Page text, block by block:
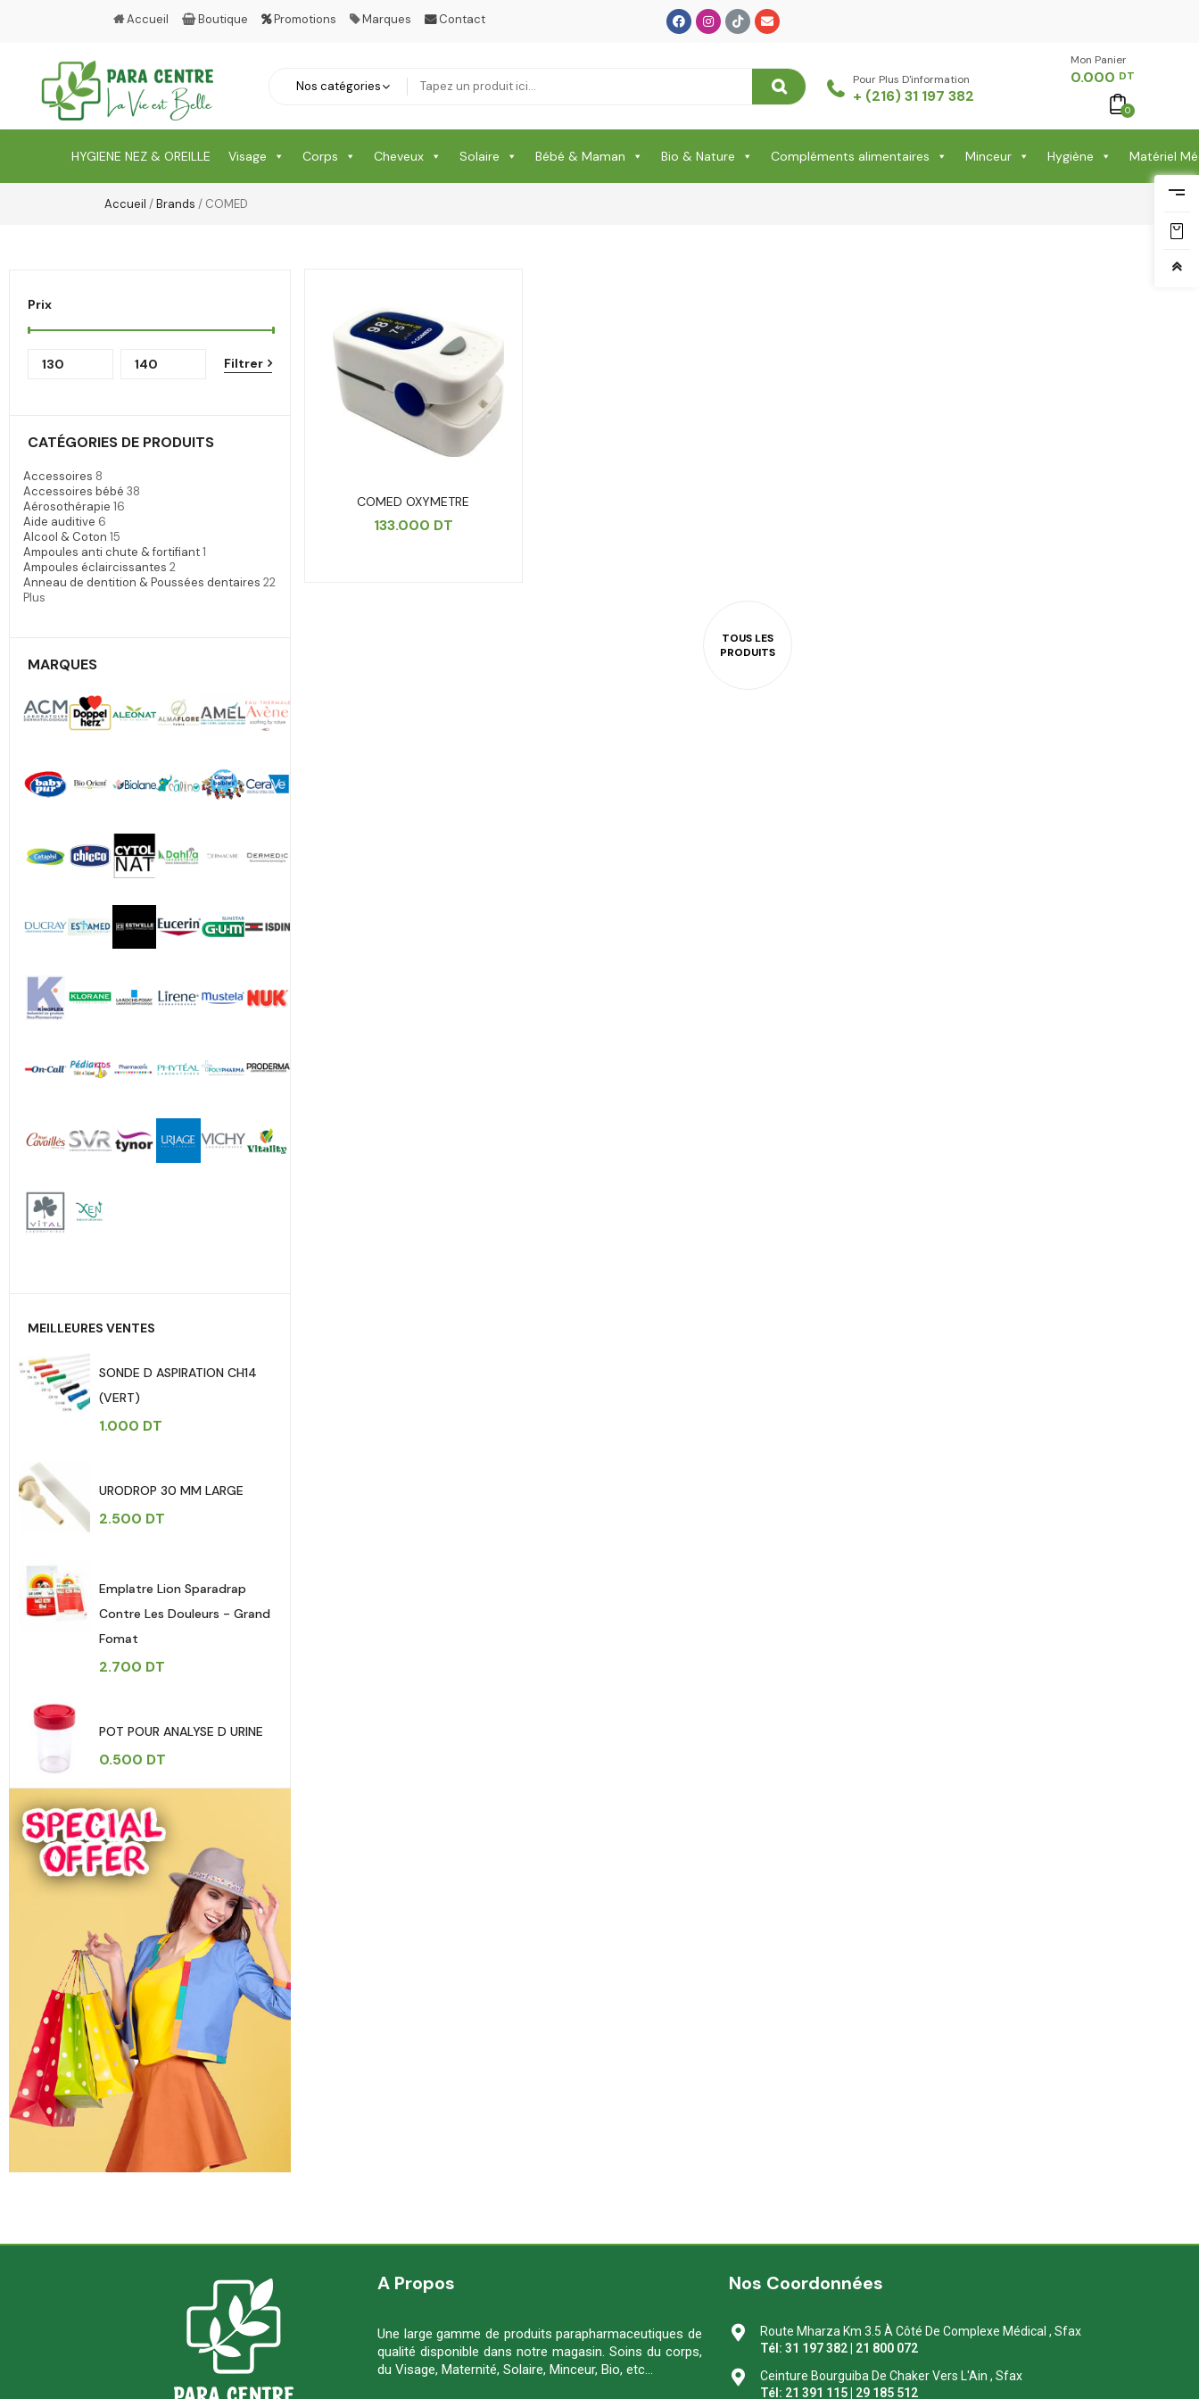
Accueil Boutique Promotions Marques Contact
Pour Plus D'information
+ (216) 31 197 382
Mon Panier -
0.000 DT
0
HYGIENE NEZ & OREILLE Visage Corps Cheveux Solaire Bébé & Maman Bio & Nature Compléments alimentaires Minceur Hygiène Matériel
Accueil /Brands / COMED
Prix
Filtrer
CATÉGORIES DE PRODUITS
Accessoires 8
Accessoires bébé 38
Aérosothérapie 16
Aide auditive 6
Alcool & Coton 15
Ampoules anti chute & fortifiant1
Ampoules éclaircissantes 2
Anneau de dentition & Poussées dentaires 22
Plus
MARQUES
MEILLEURES VENTES
SONDE D ASPIRATION CH14
(VERT)
1.000 DT
URODROP 30 MM LARGE
2.500 DT
Emplatre Lion Sparadrap
Contre Les Douleurs - Grand
Fomat
2.700 DT
POT POUR ANALYSE D URINE
0.500 DT
COMED OXYMETRE
133.000 DT
A Propos
Une large gamme de produits parapharmaceutiques de
qualité disponible dans notre magasin. Soins du corps,
du Visage, Maternité, Solaire, Minceur, Bio, etc…
Nos Coordonnées
Route Mharza Km 3.5 À Côté De Complexe Médical , Sfax
Tél: 31 197 382 | 21 800 072
Ceinture Bourguiba De Chaker Vers L'Ain , Sfax
Tél: 21 391 115 | 29 185 512